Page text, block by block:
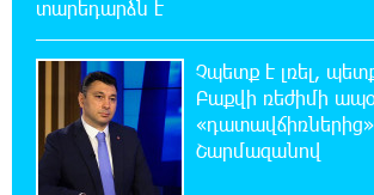
Կաթողիկոսին
20:26:38 6-08-2026
Ավտովթար՝ Կոտայքի
Եղվարդ ճանապարհին
Romeo»-ն և «Opel»-ը. կա վիրավոր
տարեդարձն է
Չպետք է լռել,
Բաքվի ռեժիմի
Շարմազանով